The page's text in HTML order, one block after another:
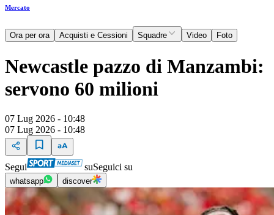
Mercato
Ora per ora Acquisti e Cessioni Squadre Video Foto
Newcastle pazzo di Manzambi:
servono 60 milioni
07 Lug 2026 - 10:48
07 Lug 2026 - 10:48
Segui suSeguici su
whatsapp discover